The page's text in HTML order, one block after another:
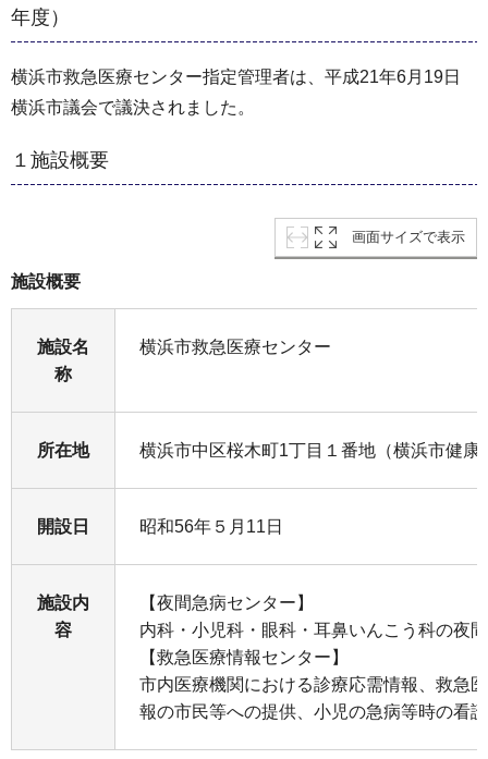
年度）
横浜市救急医療センター指定管理者は、平成21年6月19日
横浜市議会で議決されました。
１施設概要
画面サイズで表示
施設概要
施設名
称
横浜市救急医療センター
所在地 横浜市中区桜木町1丁目１番地（横浜市健康
開設日 昭和56年５月11日
施設内
容
【夜間急病センター】
内科・小児科・眼科・耳鼻いんこう科の夜
【救急医療情報センター】
市内医療機関における診療応需情報、救急
報の市民等への提供、小児の急病等時の看